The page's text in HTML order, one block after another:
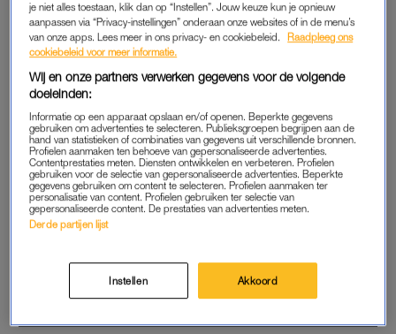
Geniet van te gekke winacties en
lekkere puzzels
Maandelijks opzegbaar
START GRATIS MAAND
Daarna €5,95 per maand
Al abonnee? Log in
GOED ARTIKEL? DELEN MAAR.
je niet alles toestaan, klik dan op “Instellen”. Jouw keuze kun je opnieuw
aanpassen via “Privacy-instellingen” onderaan onze websites of in de menu’s
van onze apps. Lees meer in ons privacy- en cookiebeleid.
Raadpleeg ons
cookiebeleid voor meer informatie.
Wij en onze partners verwerken gegevens voor de volgende
doeleinden:
Informatie op een apparaat opslaan en/of openen. Beperkte gegevens
gebruiken om advertenties te selecteren. Publieksgroepen begrijpen aan de
hand van statistieken of combinaties van gegevens uit verschillende bronnen.
Profielen aanmaken ten behoeve van gepersonaliseerde advertenties.
Contentprestaties meten. Diensten ontwikkelen en verbeteren. Profielen
gebruiken voor de selectie van gepersonaliseerde advertenties. Beperkte
gegevens gebruiken om content te selecteren. Profielen aanmaken ter
personalisatie van content. Profielen gebruiken ter selectie van
gepersonaliseerde content. De prestaties van advertenties meten.
Derde partijen lijst
Instellen Akkoord